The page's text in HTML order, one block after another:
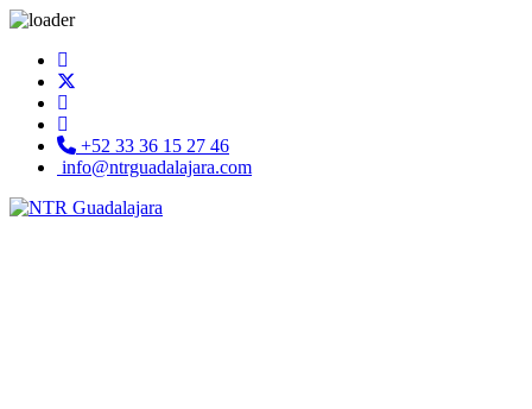
+52 33 36 15 27 46
info@ntrguadalajara.com